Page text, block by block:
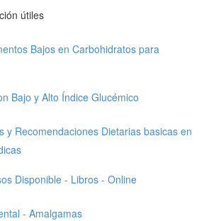
útiles
Bajos en Carbohidratos para
Bajo y Alto Índice Glucémico
y Recomendaciones Dietarias basicas en
Disponible - Libros - Online
- Amalgamas